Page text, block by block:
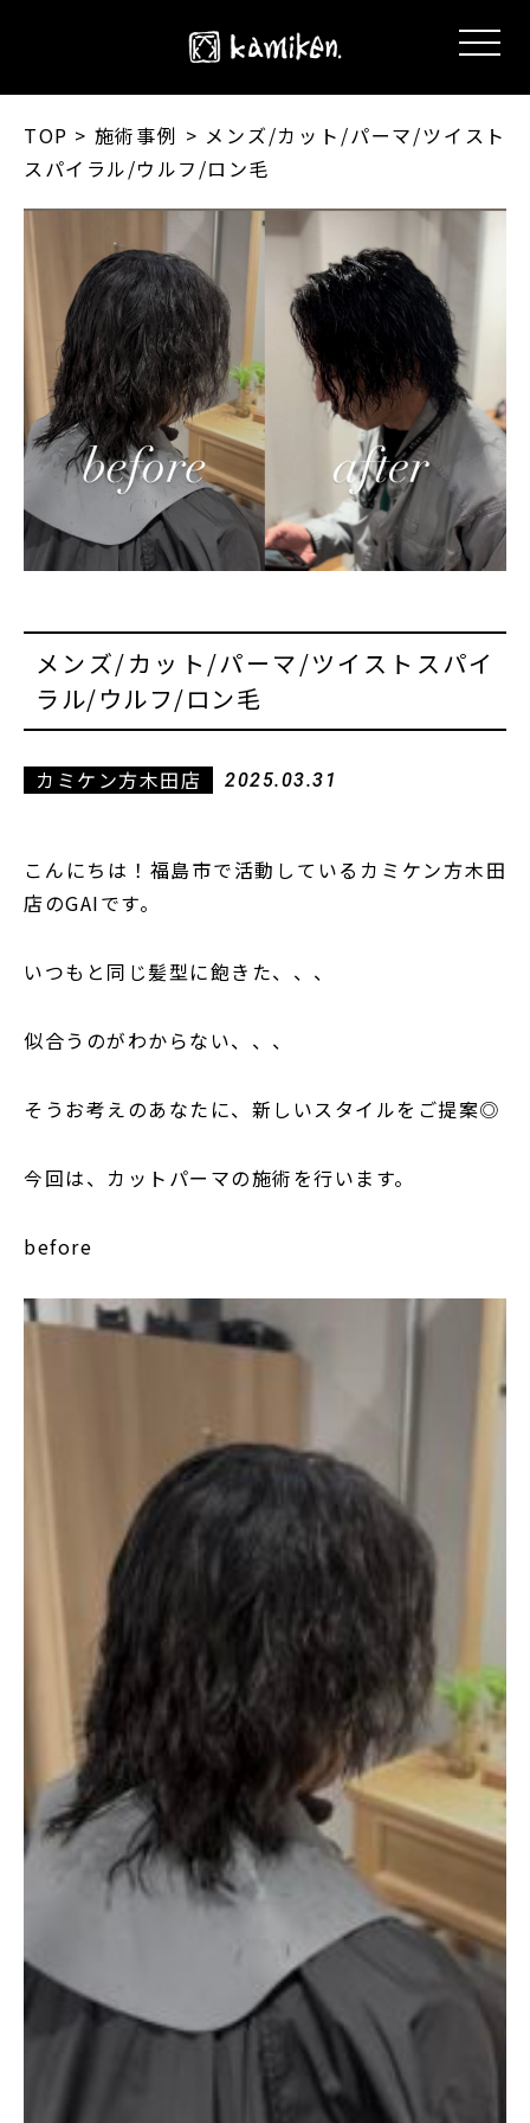
TOP > 施術事例 > メンズ/カット/パーマ/ツイスト
スパイラル/ウルフ/ロン毛
メンズ/カット/パーマ/ツイストスパイ
ラル/ウルフ/ロン毛
カミケン方木田店 2025.03.31
こんにちは！福島市で活動しているカミケン方木田
店のGAIです。
いつもと同じ髪型に飽きた、、、
似合うのがわからない、、、
そうお考えのあなたに、新しいスタイルをご提案◎
今回は、カットパーマの施術を行います。
before